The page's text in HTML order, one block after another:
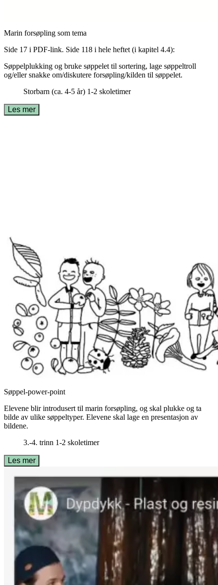
Marin forsøpling som tema
Side 17 i PDF-link. Side 118 i hele heftet (i kapitel 4.4):
Søppelplukking og bruke søppelet til sortering, lage søppeltroll
og/eller snakke om/diskutere forsøpling/kilden til søppelet.
Storbarn (ca. 4-5 år) 1-2 skoletimer
Les mer
Søppel-power-point
Elevene blir introdusert til marin forsøpling, og skal plukke og ta
bilde av ulike søppeltyper. Elevene skal lage en presentasjon av
bildene.
3.-4. trinn 1-2 skoletimer
Les mer